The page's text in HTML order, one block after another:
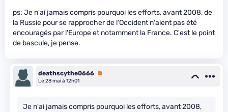
ps: Je n'ai jamais compris pourquoi les efforts, avant 2008, de
la Russie pour se rapprocher de l'Occident n'aient pas été
encouragés par l'Europe et notamment la France. C'est le point
de bascule, je pense.
deathscythe0666 Premium
Le 28 mai à 12h01
Je n'ai jamais compris pourquoi les efforts, avant 2008,